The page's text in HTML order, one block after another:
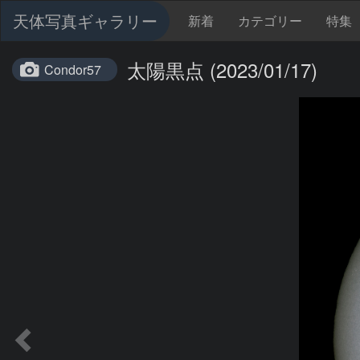
天体写真ギャラリー 新着 カテゴリー 特集
Condor57 太陽黒点 (2023/01/17)